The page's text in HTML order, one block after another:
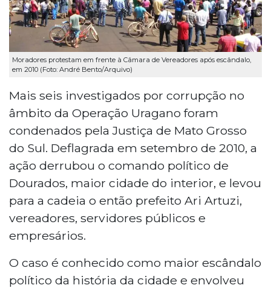
Moradores protestam em frente à Câmara de Vereadores após escândalo,
em 2010 (Foto: André Bento/Arquivo)
Mais seis investigados por corrupção no
âmbito da Operação Uragano foram
condenados pela Justiça de Mato Grosso
do Sul. Deflagrada em setembro de 2010, a
ação derrubou o comando político de
Dourados, maior cidade do interior, e levou
para a cadeia o então prefeito Ari Artuzi,
vereadores, servidores públicos e
empresários.
O caso é conhecido como maior escândalo
político da história da cidade e envolveu